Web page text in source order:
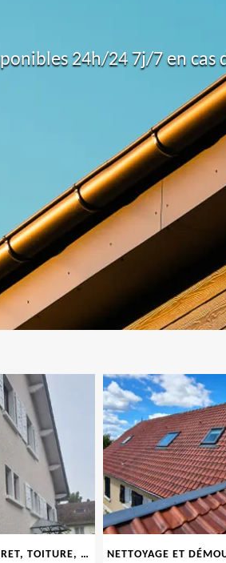
24h/24 7j/7 en cas
PEINTURE FAÇADE, MURET, TOITURE, BOISERIE, FERRONERIE, GOUTTIÈRE 69